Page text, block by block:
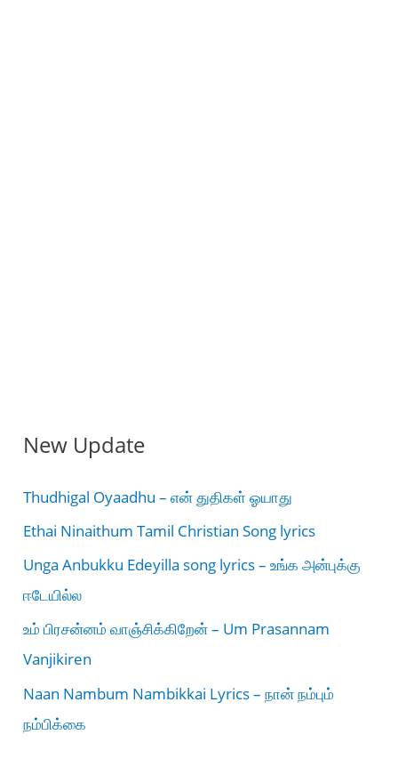
New Update
Thudhigal Oyaadhu – என் துதிகள் ஓயாது
Ethai Ninaithum Tamil Christian Song lyrics
Unga Anbukku Edeyilla song lyrics – உங்க அன்புக்கு
ஈடேயில்ல
உம் பிரசன்னம் வாஞ்சிக்கிறேன் – Um Prasannam
Vanjikiren
Naan Nambum Nambikkai Lyrics – நான் நம்பும்
நம்பிக்கை